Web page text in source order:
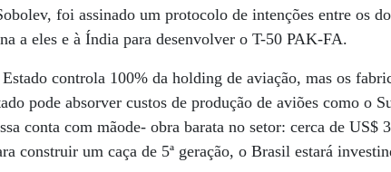
foi assinado um protocolo de intenções entre os
a eles e à Índia para desenvolver o T-50 PAK-FA.
controla 100% da holding de aviação, mas os
pode absorver custos de produção de aviões como o
conta com mãode- obra barata no setor: cerca de US$
construir um caça de 5ª geração, o Brasil estará